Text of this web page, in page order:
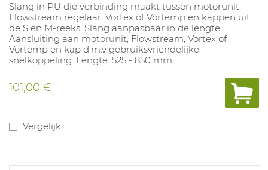
Slang in PU die verbinding maakt tussen motorunit,
Flowstream regelaar, Vortex of Vortemp en kappen uit
de S en M-reeks. Slang aanpasbaar in de lengte.
Aansluiting aan motorunit, Flowstream, Vortex of
Vortemp en kap d.m.v gebruiksvriendelijke
snelkoppeling. Lengte: 525 - 850 mm.
101,00 €
Vergelijk